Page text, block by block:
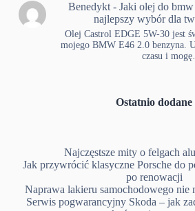
Benedykt- Jaki olej do
najlepszy wybór dla
Olej Castrol EDGE 5W-30 jest
mojego BMW E46 2.0 benzyna.
czasu i
Ostatnio dodane
Najczęstsze mity o felgach
Jak przywrócić klasyczne Porsche do
po renowacji
Naprawa lakieru samochodowego nie
Serwis pogwarancyjny Skoda – jak